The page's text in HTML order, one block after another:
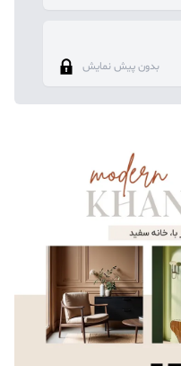
بدون پیش نمایش